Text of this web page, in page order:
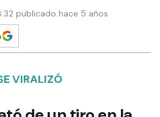
publicado hace 5 años
VIRALIZÓ